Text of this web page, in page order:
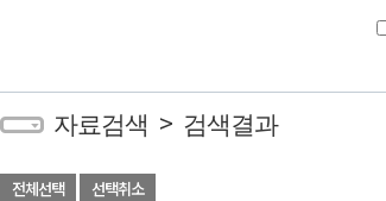
자료검색 > 검색결과
전체선택 선택취소